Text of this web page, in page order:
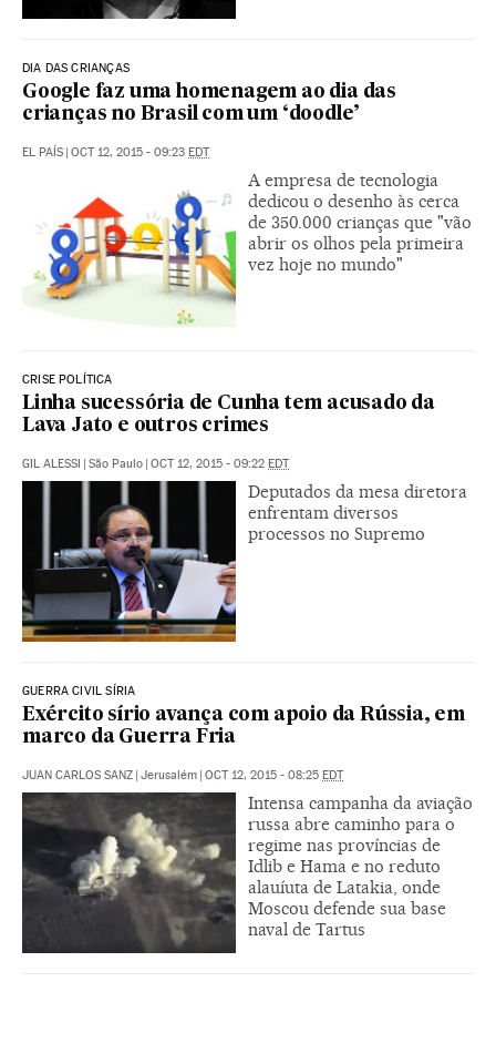
DIA DAS CRIANÇAS
Google faz uma homenagem ao dia das
crianças no Brasil com um ‘doodle’
EL PAÍS | OCT 12, 2015 - 09:23 EDT
A empresa de tecnologia
dedicou o desenho às cerca
de 350.000 crianças que "vão
abrir os olhos pela primeira
vez hoje no mundo"
CRISE POLÍTICA
Linha sucessória de Cunha tem acusado da
Lava Jato e outros crimes
GIL ALESSI | São Paulo | OCT 12, 2015 - 09:22 EDT
Deputados da mesa diretora
enfrentam diversos
processos no Supremo
GUERRA CIVIL SÍRIA
Exército sírio avança com apoio da Rússia, em
marco da Guerra Fria
JUAN CARLOS SANZ | Jerusalém | OCT 12, 2015 - 08:25 EDT
Intensa campanha da aviação
russa abre caminho para o
regime nas províncias de
Idlib e Hama e no reduto
alauíuta de Latakia, onde
Moscou defende sua base
naval de Tartus